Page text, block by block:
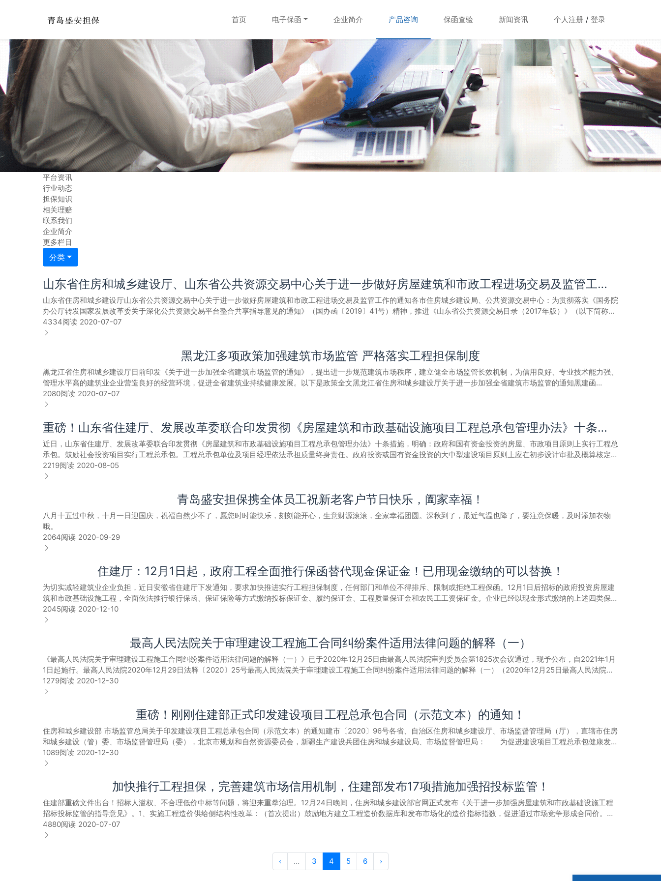
首页 电子保函 企业简介 产品咨询 保函查验 新闻资讯 个人注册 / 登录
平台资讯
行业动态
担保知识
相关理赔
联系我们
企业简介
更多栏目
分类
山东省住房和城乡建设厅、山东省公共资源交易中心关于进一步做好房屋建筑和市政工程进场交易及监管工作的通知
山东省住房和城乡建设厅山东省公共资源交易中心关于进一步做好房屋建筑和市政工程进场交易及监管工作的通知各市住房城乡建设局、公共资源交易中心：为贯彻落实《国务院
办公厅转发国家发展改革委关于深化公共资源交易平台整合共享指导意见的通知》（国办函〔2019〕41号）精神，推进《山东省公共资源交易目录（2017年版）》（以下简称
《目录》）规定项目进场交易，现就切实做好房屋建筑和市政工程进场交易及行业监督管理工作，作如下通知：一、凡列入《目录》的房屋建筑和市政工程，应全部按要求进入
省、市公共资源交易中心交易。允许和鼓励未列入《目录》的房屋建筑和市政工程进入公共资源交易中心交易。二、对进入省、市公共资源交易中心的房屋建筑和市政工程交易活
易过程中的违法违规行为。三、省、市公共资源交易中心要不断优化见证（鉴证）、场所、信息、档案、专家抽取等服务，完善交易系统和监管系统建设，实现信息互联互通和资
源共享，为进场交易活动和部门行业监管提供保障；促进数字证书（CA）全省互认，推动电子营业执照、电子担保保函在房屋建筑和市政工程交易领域的应用，降低交易成本，
提高交易效率。四、精简管理事项和环节，取消没有法律法规依据的投标报名、招标文件审查、原件核对等事项。统筹房屋建筑和市政工程评标专家资源，推进远程异地评标。加
快房屋建筑和市政工程交易领域信用体系建设，完善信用信息管理、共享、公开、运用等制度，依法依规开展守信联合激励和失信联合惩戒。设区市或县（市、区）住房城乡建设
主管部门和省、市公共资源交易中心要做好房屋建筑和市政工程交易活动有关监管环节的衔接，建立联动协调机制。联系人及联系方式：省住房城乡建设厅郭玉军，0531-
4334阅读 2020-07-07
黑龙江多项政策加强建筑市场监管 严格落实工程担保制度
黑龙江省住房和城乡建设厅日前印发《关于进一步加强全省建筑市场监管的通知》，提出进一步规范建筑市场秩序，建立健全市场监管长效机制，为信用良好、专业技术能力强、
管理水平高的建筑业企业营造良好的经营环境，促进全省建筑业持续健康发展。以下是政策全文黑龙江省住房和城乡建设厅关于进一步加强全省建筑市场监管的通知黑建函
〔2019〕318号各市（地）住建局： 为进一步规范建筑市场秩序，建立健全市场监管长效机制，为信用良好、专业技术能力强、管理水平高的建筑业企业营造发展好环境，促进
全省建筑业持续健康发展，提出如下意见。 一、加强资质资格动态管理 1.定期核查资质条件。实行建筑业企业资质动态核查，每年动态核查的比例应不低于在本地区注册企业总
查，查处利用虚假业绩资质升级行为，涉及伪造中标通知书、合同文本、竣工验收资料的，要及时移送公安司法部门调查处理。 2.约束注册人员执业行为。加强注册人员事中事
后监管，整治“挂证”行为，保证注册人员在岗履职，对注册单位与社保不一致的，撤销其注册许可，对违规使用“挂证”人员的单位视情节记入不良行为记录或建筑市场“黑名单”。
加强注册人员执业行为管理，对不履行注册人员义务，签署虚假文件，超范围执业等违法违规行为，依法依规从严上限处罚。 二、加强工程项目承发包管理 3.完善招投标监管机
制。增加优质工程、标准化工地等施工能力方面在评标中的分值比重，引导企业应用新技术、新工法，提升企业争先创优意识和施工管理水平。细化建设工程串标投标行为认定办
法，提高线索排查实效，对参与串通投标企业限制进入市场直至吊销资质证书。实行招投标代理机构和从业人员登记制度，制定招标代理从业人员配备标准和从业规范，切实提高
代理质量，保证招投标活动规范运行、竞争择优。 4.提升承发包阶段监管效能。建设房屋建筑和市政基础设施工程招投标电子化监管系统，运用大数据分析等手段，锁定涉嫌围
标串标企业，净化招投标市场，为信用良好、综合实力强的企业打造良好环境，优化社会资源配置。建设房屋建筑和市政基础设施工程直发包管理系统，强化对直接发包项目的单
位资质、项目人员承建资格和施工能力的监管，规范直发包行为，保证直接发包确定的建筑业企业具备与工程项目相匹配的能力要求。 三、加强工程项目施工管理 5.严格合同履
约管理。严格执行工程预付款制度，推行施工过程结算。严查建设单位对法院已判决及仲裁机构已裁决仍未按时支付工程款，已办理竣工结算但未按合同约定或相关规定期限支付
工程款，工程已竣工但以各种理由拖延工程结算工程款，未按规定拨付人工费（工资款）进入农民工工资专用帐户等行为，对拒不履行合同约定义务的，列入建筑市场“黑名单”，
对拖欠工程款1年以上的建设单位不批准新项目开工。 6.提升施工阶段监管效能。全面推行施工现场信息化管理平台，严格落实劳务用工实名制、农民工工资银行代发制度，加强
施工现场人员及质量安全节点管控，提升施工单位现场管理水平。对拒不使用管理平台的参建主体，应限期整改，未能整改到位应予以停工，情节严重的列入建筑市场“黑名单”，
险公司和担保公司等第三方风险防控机制，监督参建主体守信履约情况，规范市场行为，防范和降低工程建设领域风险。落实房地产开发项目中业主工程款支付担保制度。建立拒
不落实担保制度“黑名单”。 8.建立综合信用评价体系。全面采集企业工商、税务、人社、司法、统计、市场行为、质量安全等方面信息，研究制定建筑业企业综合信用评价管理办
法，量化“两场”行为，建立健全动态评价机制，客观评价企业资质、履约、管理和施工能力，并将信用评价结果运用到工程承包发环节。 五、加强处罚和联合惩戒力度 9.加大查
处力度。加强行政处罚的执行力度和行政管理约束力，对群众举报投诉、媒体曝光和上级转办等重点案件线索，要认真开展调查，依法予以处理，及时回应群众诉求和媒体关切，
当事人在法定期限内不申请行政复议或者提起行政诉讼，又不履行行政决定的，要依法申请人民法院强制执行，保证处罚到位、执行到位。 10.实施联合惩戒。严格执行建筑市场
诚信行为公示制度，对发生较大及以上质量安全事故、恶意拖欠工程款、拖欠农民工工资、转包挂靠、违法分包、“挂证”等违法违规行为及时向社会公布，引导市场各方主体重视
2080阅读 2020-07-07
重磅！山东省住建厅、发展改革委联合印发贯彻《房屋建筑和市政基础设施项目工程总承包管理办法》十条措施
近日，山东省住建厅、发展改革委联合印发贯彻《房屋建筑和市政基础设施项目工程总承包管理办法》十条措施，明确：政府和国有资金投资的房屋、市政项目原则上实行工程总
承包。鼓励社会投资项目实行工程总承包。工程总承包单位及项目经理依法承担质量终身责任。政府投资或国有资金投资的大中型建设项目原则上应在初步设计审批及概算核定完
成后进行工程总承包发包，其他项目可在审批、核准或备案后进行工程总承包发包。政府投资项目不得由工程总承包单位或分包单位垫资建设。实行工程总承包的项目，全面推行
过程结算，建设单位不得以审计为由拖延结算。实行工程总承包的项目，应在招标文件中明确优质优价条款并在合同中约定。建设单位和总承包单位应对风险进行充分研究预判并
业务的单位，发生转包、违法分包等行为，或者拖欠农民工工资，或者因管理能力、技术水平不足导致工期、造价、质量、安全无法保证的，依法依规追究责任并记入不良行为记
录，情节严重的列入“黑名单”。具备房建和市政设计或施工资质的可直接申请相应类别、等级的施工或设计资质，完成的相应规模工程总承包业绩可作为施工、设计业绩申报。文
件原文各市住房城乡建设局、城管局、发展改革委，济南、青岛、淄博、枣庄、东营、济宁、威海、菏泽市水务（水利）局，济南、青岛市园林和林业（绿化）局，济南市城乡交
通运输局：为贯彻落实住房和城乡建设部、国家发展改革委联合印发的《房屋建筑和市政基础设施项目工程总承包管理办法》（建市规〔2019〕12 号），根据省政府办公厅《关
于贯彻国办发〔2017〕19号文件促进建筑业改革发展的实施意见》（鲁政办发〔2017〕57 号）和《关于进一步促进建筑业改革发展的十六条意见》（鲁政办字〔2019〕53 号）
有关精神，结合我省实际，省住房城乡建设厅、省发展改革委制定了《贯彻&lt;房屋建筑和市政基础设施项目工程总承包管理办法&gt;十条措施》，现印发给你们，请认真贯彻执
行。各地在执行过程中遇到的问题，请及时向省住房城乡建设厅、省发展改革委反馈。山东省住房和城乡建设厅山东省发展和改革委员会2020年7月13日贯彻《房屋建筑和市政
基础设施项目工程总承包管理办法》十条措施一、坚持分类推进。在全省房屋建筑、市政基础设施和园林绿化工程领域，全面推行工程总承包。政府和国有资金投资的房屋、市政
项目原则上实行工程总承包。鼓励社会投资项目实行工程总承包。二、强化主体责任。建设单位对工程总承包项目的发包以及质量安全负首要责任；工程总承包单位依据法律法规
规定和合同约定对工程的质量、安全、工期、造价、现场环保、劳务用工、保修等负全面责任；分包单位对其分包工程的质量安全负责，并与总承包单位间负连带责任。工程总承
包单位及项目经理依法承担质量终身责任。三、规范发包管理。政府投资或国有资金投资的大中型建设项目原则上应在初步设计审批及概算核定完成后进行工程总承包发包，其他
项目可在审批、核准或备案后进行工程总承包发包。实行工程总承包的，应根据项目实际合理确定投标文件编制时间，不得少于同等规模的施工总承包项目投标文件编制时间。技
包合同中涵盖的其他非主体工程业务，建设单位不得指令分包或肢解发包。四、加强信息共享。实行工程总承包的，在招标发包时应向潜在投标人公开发包前完成的水文地质、工
程地质、地形等勘察资料，以及项目建议书、可行性研究报告、方案设计文件、初步设计文件等全部工程资料信息，保证未参与该工程前期服务的单位所获得项目信息完整、全
面、准确，体现竞争公平性。五、提高结算效率。政府投资项目所需资金应按照有关规定确保落实到位，不得由工程总承包单位或分包单位垫资建设。实行工程总承包的项目，全
面推行过程结算，建设单位不得以审计为由拖延结算。采用总价合同的，除合同约定可以调整的情形外，合同总价一般不予调整。六、落实优质优价。实行工程总承包的项目，应
在招标文件中明确优质优价条款并在合同中约定。政府投资项目允许建设单位利用核定概算内节约的资金，对总承包单位进行奖励或补贴。对通过完善优化设计、改进施工方案、
科学组织实施、有效管理控制，节约投资或增加效益的工程总承包单位，可按照一定比例予以奖励。对项目获得国家级、省级和市级工程奖项的工程总承包单位，可分别按照不超
位应在招标文件中附合同条款，条款中明确工作范围、计量计价方式、付款方式和时限。建设单位和总承包单位应对风险进行充分研究预判并在合同中明确约定、合理分担，不得
采用无限风险、所有风险及类似语句规定计价中的风险内容及范围。双方应对等提供工程款支付担保和履约担保。实行招投标的项目，评标委员会中应有具备工程总承包项目管理
经验的评标专家。工程总承包项目原则上同步推行全过程工程咨询服务。八、强化激励惩戒。对实行工程总承包的项目，通过开辟绿色审批通道、调减农民工工资保证金比例、增
加评优评奖指标、加大信贷支持等措施，实施正向激励。对承接工程总承包业务的单位，发生转包、违法分包等行为，或者拖欠农民工工资，或者因管理能力、技术水平不足导致
工期、造价、质量、安全无法保证的，依法依规追究责任并记入不良行为记录，情节严重的列入“黑名单”。九、培育行业骨干。各地要选择一批重大项目、骨干企业重点培育。鼓
励省内企业增项资质。具备房屋建筑和市政工程设计或施工资质的可以直接申请相应类别、等级的施工或设计资质，完成的相应规模工程总承包业绩可作为施工、设计业绩申报。
联合体完成的工程总承包业绩，联合体成员各方均可使用。实行工程总承包的项目不得限制联合体投标。支持本地骨干企业与央企等大企业联合承接工程总承包业务。发包人不得
将工程总承包业绩设定为承包人资格条件。十、优化监管服务。各级住房城乡建设、发展改革部门要加强组织领导，制定完善项目审批、招标投标、合同管理、施工许可（开工报
告）、计价结算、质量安全监督、竣工验收等环节的配套制度，研究制定扶持激励措施，加快推进工程总承包在房屋建筑、市政基础设施和园林绿化工程中的应用。要对实行工程
总承包的项目实施跟踪服务，加强调查研究，对可复制的经验做法及时总结推广。
2219阅读 2020-08-05
青岛盛安担保携全体员工祝新老客户节日快乐，阖家幸福！
八月十五过中秋，十月一日迎国庆，祝福自然少不了，愿您时时能快乐，刻刻能开心，生意财源滚滚，全家幸福团圆。深秋到了，最近气温也降了，要注意保暖，及时添加衣物
哦。
2064阅读 2020-09-29
住建厅：12月1日起，政府工程全面推行保函替代现金保证金！已用现金缴纳的可以替换！
为切实减轻建筑业企业负担，近日安徽省住建厅下发通知，要求加快推进实行工程担保制度，任何部门和单位不得排斥、限制或拒绝工程保函。12月1日后招标的政府投资房屋建
筑和市政基础设施工程，全面依法推行银行保函、保证保险等方式缴纳投标保证金、履约保证金、工程质量保证金和农民工工资保证金。企业已经以现金形式缴纳的上述四类保证
金，可用工程保函替换。12月1日后招标的政府投资工程，应降低保证金缴存金额，其中投标保证金不得超过50万元；履约保证金不得超过中标合同金额的2%，合同工期一年以
上的工程可以分年度或按施工形象进度缴纳。建筑市场信用评价结果要应用于工程担保，对信用状况良好的建筑业企业，要降低担保费用、简化担保程序。严禁任何单位和部门将
（城乡建设局）、发展改革委、财政局、人力资源社会保障局、公共资源交易监督管理局、银保监分局、人民银行中心支行，省管市（县）住房城乡建设局、发展改革委、财政
局、人力资源社会保障局、公共资源交易监督管理局、人民银行中心支行:为贯彻落实“六稳”“六保”要求，切实减轻建筑业企业负担，促进全省建筑业高质量发展，根据《住房和城
乡建设部等部门关于加快推进房屋建筑和市政基础设施工程实行工程担保制度的指导意见》等有关文件精神，现就加快推进房屋建筑和市政基础设施工程实行工程担保制度通知如
下：一、推行工程保函替代保证金2020年12月1日后招标的政府投资房屋建筑和市政基础设施工程全面依法推行银行保函、保证保险等方式（以下简称工程保函）缴纳投标保证
金、履约保证金、工程质量保证金和农民工工资保证金。力争到2020年12月底，保函替代现金形式保证金的比例达到40%以上。自2020年12月1日起，勘察、设计、施工、监理
等建筑业企业已经以现金形式缴纳的上述四类保证金可用工程保函替换。二、降低保证金缴存额度2020年12月1日后招标的政府投资房屋建筑和市政基础设施工程，应降低保证金
具有见索即付性质的独立保函，实行差别化缴存制度。三、建立信用与工程保函挂钩机制引导各方市场主体树立信用意识，加强内部信用管理，不断提高履约能力。建筑市场信用
评价结果要应用于工程担保，对信用状况良好的建筑业企业，要降低担保费用、简化担保程序;对弄虚作假、恶意索赔等严重失信企业，要纳入建筑市场主体“黑名单”管理，实施
联合惩戒，构建“一处失信、处处受制”的市场环境。四、保障企业合法权益严格落实国务院清理规范工程建设领域保证金的政策要求，对建筑业企业以工程保函方式缴纳的投标保
证金、履约保证金、工程质量保证金、农民工工资保证金，任何部门和单位不得排斥、限制或拒绝。严禁任何单位和部门将现金保证金挪作他用，保证金到期应当及时予以退还。
政府投资项目所需资金应当按照国家有关规定确保落实到位，不得由施工单位垫资建设。五、加强保证金监督管理鼓励银行保险机构依法依规开展工程担保保证业务，积极参与房
限，降低担保费用。积极发展电子保函，为建筑市场各方主体提供便捷、高效的服务。建立工程建设领域保证金监督检查常态机制，及时查处非法设立保证金、违规超标准收取保
证金、超期限滞留保证金、限制保证金缴存方式等行为。六、强化责任落实住房城乡建设、人力资源社会保障部门要依据职责指导各地开展工程担保工作，加强对工程保函替代现
金形式保证金的监督管理。发展改革、财政主管部门依据职责加强对政府投资项目的投资控制和建设资金使用情况的监管。人民银行、银保监部门要指导银行保险机构加强产品服
务创新，加快推行电子保函，提升企业办理银行保函和保证保险的便利度；招标投标管理部门对招标人在招标文件和工程合同中排斥工程保函缴纳保证金行为及时予以纠正，加强
与住房城乡建设等行业主管部门的信息共享。各级住建、发改、财政、人社、人民银行、银保监局及相关主管部门要主动作为，强化协调配合，健全工作机制，做好政策引导和工
作协调，有序推进本地区工程担保工作。安徽省住房和城乡建设厅安徽省发展和改革委员会安徽省财政厅安徽省人力资源和社会保障厅中国人民银行合肥中心支行中国银行保险监
2045阅读 2020-12-10
最高人民法院关于审理建设工程施工合同纠纷案件适用法律问题的解释（一）
《最高人民法院关于审理建设工程施工合同纠纷案件适用法律问题的解释（一）》已于2020年12月25日由最高人民法院审判委员会第1825次会议通过，现予公布，自2021年1月
1日起施行。最高人民法院2020年12月29日法释〔2020〕25号最高人民法院关于审理建设工程施工合同纠纷案件适用法律问题的解释（一）（2020年12月25日最高人民法院审
判委员会第1825次会议通过，自2021年1月1日起施行） 为正确审理建设工程施工合同纠纷案件，依法保护当事人合法权益，维护建筑市场秩序，促进建筑市场健康发展，根
据《中华人民共和国民法典》《中华人民共和国建筑法》《中华人民共和国招标投标法》《中华人民共和国民事诉讼法》等相关法律规定，结合审判实践，制定本解释。 第一
没有资质的实际施工人借用有资质的建筑施工企业名义的； （三）建设工程必须进行招标而未招标或者中标无效的。 承包人因转包、违法分包建设工程与他人签订的建设
工程施工合同，应当依据民法典第一百五十三条第一款及第七百九十一条第二款、第三款的规定，认定无效。 第二条招标人和中标人另行签订的建设工程施工合同约定的工程
范围、建设工期、工程质量、工程价款等实质性内容，与中标合同不一致，一方当事人请求按照中标合同确定权利义务的，人民法院应予支持。 招标人和中标人在中标合同之
外就明显高于市场价格购买承建房产、无偿建设住房配套设施、让利、向建设单位捐赠财物等另行签订合同，变相降低工程价款，一方当事人以该合同背离中标合同实质性内容为
由请求确认无效的，人民法院应予支持。 第三条当事人以发包人未取得建设工程规划许可证等规划审批手续为由，请求确认建设工程施工合同无效的，人民法院应予支持，但
发包人在起诉前取得建设工程规划许可证等规划审批手续的除外。 发包人能够办理审批手续而未办理，并以未办理审批手续为由请求确认建设工程施工合同无效的，人民法院
不予支持。 第四条承包人超越资质等级许可的业务范围签订建设工程施工合同，在建设工程竣工前取得相应资质等级，当事人请求按照无效合同处理的，人民法院不予支
持。 第五条具有劳务作业法定资质的承包人与总承包人、分包人签订的劳务分包合同，当事人请求确认无效的，人民法院依法不予支持。 第六条建设工程施工合同无效，
一方当事人请求对方赔偿损失的，应当就对方过错、损失大小、过错与损失之间的因果关系承担举证责任。 损失大小无法确定，一方当事人请求参照合同约定的质量标准、建
设工期、工程价款支付时间等内容确定损失大小的，人民法院可以结合双方过错程度、过错与损失之间的因果关系等因素作出裁判。 第七条缺乏资质的单位或者个人借用有资
质的建筑施工企业名义签订建设工程施工合同，发包人请求出借方与借用方对建设工程质量不合格等因出借资质造成的损失承担连带赔偿责任的，人民法院应予支持。 第八条
当事人对建设工程开工日期有争议的，人民法院应当分别按照以下情形予以认定： （一）开工日期为发包人或者监理人发出的开工通知载明的开工日期；开工通知发出后，尚
工的，以实际进场施工时间为开工日期。 （三）发包人或者监理人未发出开工通知，亦无相关证据证明实际开工日期的，应当综合考虑开工报告、合同、施工许可证、竣工验
收报告或者竣工验收备案表等载明的时间，并结合是否具备开工条件的事实，认定开工日期。 第九条当事人对建设工程实际竣工日期有争议的，人民法院应当分别按照以下情
形予以认定： （一）建设工程经竣工验收合格的，以竣工验收合格之日为竣工日期； （二）承包人已经提交竣工验收报告，发包人拖延验收的，以承包人提交验收报告之
1279阅读 2020-12-30
重磅！刚刚住建部正式印发建设项目工程总承包合同（示范文本）的通知！
住房和城乡建设部 市场监管总局关于印发建设项目工程总承包合同（示范文本）的通知建市〔2020〕96号各省、自治区住房和城乡建设厅、市场监督管理局（厅），直辖市住房
和城乡建设（管）委、市场监督管理局（委），北京市规划和自然资源委员会，新疆生产建设兵团住房和城乡建设局、市场监督管理局： 为促进建设项目工程总承包健康发
展，维护工程总承包合同当事人的合法权益，住房和城乡建设部、市场监管总局制定了《建设项目工程总承包合同（示范文本）》（GF-2020-0216），现印发给你们，自2021
年1月1日起执行。在执行过程中有任何问题，请与住房和城乡建设部建筑市场监管司、市场监管总局网络交易监督管理司联系。原《建设项目工程总承包合同示范文本（试行）》
（全称）：根据《中华人民共和国民法典》、《中华人民共和国建筑法》及有关法律规定，遵循平等、自愿、公平和诚实信用的原则，双方就项目的工程总承包及有关事项协商一
致，共同达成如下协议：一、工程概况1. 工程名称：。2. 工程地点：。3. 工程审批、核准或备案文号：。4. 资金来源：。5. 工程内容及规模：。6. 工程承包范围： 。二、合同
工期计划开始工作日期：年月日。计划开始现场施工日期：年月日。计划竣工日期：年月日。工期总日历天数：天，工期总日历天数与根据前述计划日期计算的工期天数不一致
的，以工期总日历天数为准。三、质量标准工程质量标准：。四、签约合同价与合同价格形式1. 签约合同价（含税）为：人民币（大写)（¥元）。具体构成详见价格清单。其中：
（1） 设计费（含税）：人民币（大写)（¥元）；适用税率：%，税金为人民币（大写)（¥元）；（2） 设备购置费（含税）：人民币（大写)（¥元）；适用税率：%，税金为人民
币（大写)（¥元）；（3） 建筑安装工程费（含税）：人民币（大写)（¥元）；适用税率：%，税金为人民币（大写)（¥元）；（4） 暂估价（含税）：人民币（大写)（¥元）。
式：合同价格形式为总价合同，除根据合同约定的在工程实施过程中需进行增减的款项外，合同价格不予调整，但合同当事人另有约定的除外。合同当事人对合同价格形式的其他
约定： 。五、工程总承包项目经理工程总承包项目经理：。六、合同文件构成本协议书与下列文件一起构成合同文件：（1） 中标通知书（如果有）；（2） 投标函及投标函附
1089阅读 2020-12-30
加快推行工程担保，完善建筑市场信用机制，住建部发布17项措施加强招投标监管！
住建部重磅文件出台！招标人滥权、不合理低价中标等问题，将迎来重拳治理。12月24日晚间，住房和城乡建设部官网正式发布《关于进一步加强房屋建筑和市政基础设施工程
招标投标监管的指导意见》。1、实施工程造价供给侧结构性改革：（首次提出）鼓励地方建立工程造价数据库和发布市场化的造价指标指数，促进通过市场竞争形成合同价。
（注：现行定额计价方式，或迎来大的调整！人、材、机价格市场化，有希望了。在之前的“征求意见稿”中，该条文是这样表述的：推进工程定额向建立工程造价数据库和发布指
标指数转变。）对标国际，建立工程计量计价体系，完善工程材料、机械、人工等各类价格市场化信息发布机制。强化工程进度款支付和工程结算管理，招标人不得将未完成审计
工程鼓励采用全过程工程咨询、工程总承包方式，减少招标投标层级，依据合同约定或经招标人同意，由总承包单位自主决定专业分包，招标人不得指定分包或肢解工程。3、加
强招投标监管：加大招标投标事中事后查处力度，严厉打击串通投标、弄虚作假。对围标串标等情节严重的，应纳入失信联合惩戒范围，直至清出市场。4、强化施工现场履职监
4880阅读 2020-07-07
‹ … 3 4 5 6 ›